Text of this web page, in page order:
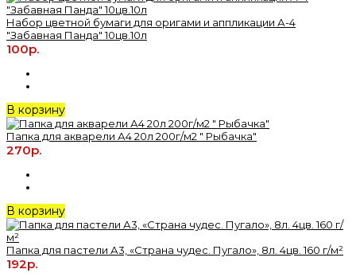
Набор цветной бумаги для оригами и аппликации А-4
"Забавная Панда" 10цв.10л
100р.
В корзину
Папка для акварели А4 20л 200г/м2 " Рыбачка"
270р.
В корзину
Папка для пастели А3, «Страна чудес. Пугало», 8л. 4цв. 160 г/м²
192р.